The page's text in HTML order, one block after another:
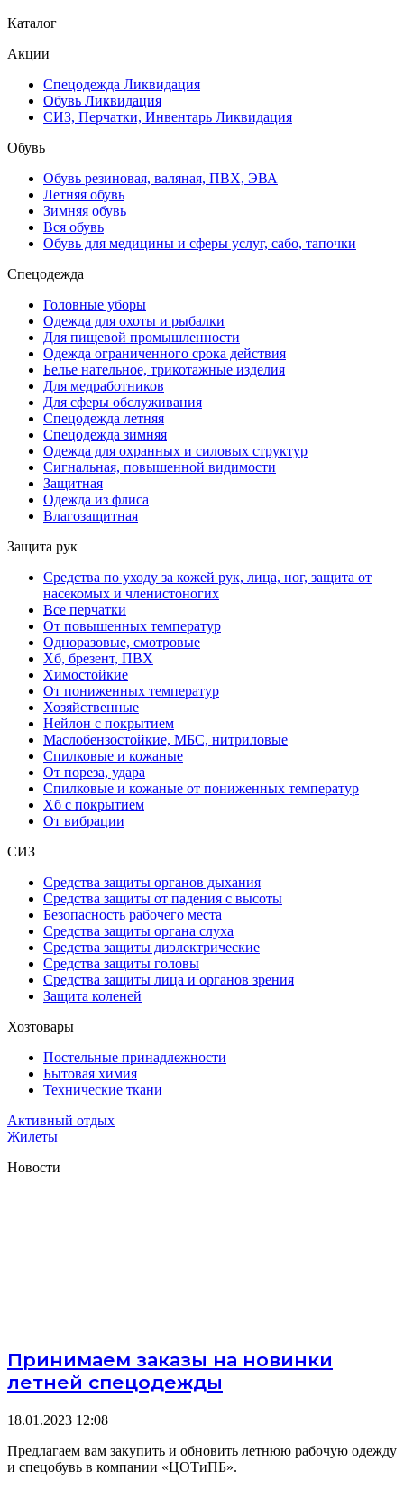
Каталог
Акции
Спецодежда Ликвидация
Обувь Ликвидация
СИЗ, Перчатки, Инвентарь Ликвидация
Обувь
Обувь резиновая, валяная, ПВХ, ЭВА
Летняя обувь
Зимняя обувь
Вся обувь
Обувь для медицины и сферы услуг, сабо, тапочки
Спецодежда
Головные уборы
Одежда для охоты и рыбалки
Для пищевой промышленности
Одежда ограниченного срока действия
Белье нательное, трикотажные изделия
Для медработников
Для сферы обслуживания
Спецодежда летняя
Спецодежда зимняя
Одежда для охранных и силовых структур
Сигнальная, повышенной видимости
Защитная
Одежда из флиса
Влагозащитная
Защита рук
Средства по уходу за кожей рук, лица, ног, защита от
насекомых и членистоногих
Все перчатки
От повышенных температур
Одноразовые, смотровые
Хб, брезент, ПВХ
Химостойкие
От пониженных температур
Хозяйственные
Нейлон с покрытием
Маслобензостойкие, МБС, нитриловые
Спилковые и кожаные
От пореза, удара
Спилковые и кожаные от пониженных температур
Хб с покрытием
От вибрации
СИЗ
Средства защиты органов дыхания
Средства защиты от падения с высоты
Безопасность рабочего места
Средства защиты органа слуха
Средства защиты диэлектрические
Средства защиты головы
Средства защиты лица и органов зрения
Защита коленей
Хозтовары
Постельные принадлежности
Бытовая химия
Технические ткани
Активный отдых
Жилеты
Новости
Принимаем заказы на новинки
летней спецодежды
18.01.2023 12:08
Предлагаем вам закупить и обновить летнюю рабочую одежду
и спецобувь в компании «ЦОТиПБ».